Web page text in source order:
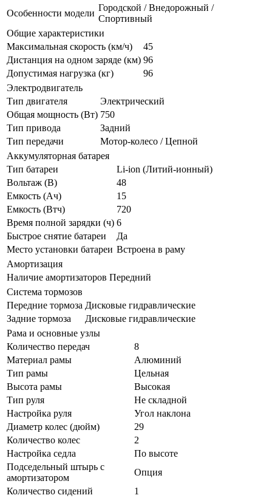
Особенности модели
Городской / Внедорожный /
Спортивный
Общие характеристики
Максимальная скорость (км/ч)
45
Дистанция на одном заряде (км) 96
Допустимая нагрузка (кг)
96
Электродвигатель
Тип двигателя
Электрический
Общая мощность (Вт) 750
Тип привода
Задний
Тип передачи
Мотор-колесо / Цепной
Аккумуляторная батарея
Тип батареи
Li-ion (Литий-ионный)
Вольтаж (В)
48
Емкость (Ач)
15
Емкость (Втч)
720
Время полной зарядки (ч) 6
Быстрое снятие батареи
Да
Место установки батареи Встроена в раму
Амортизация
Наличие амортизаторов Передний
Система тормозов
Передние тормоза Дисковые гидравлические
Задние тормоза
Дисковые гидравлические
Рама и основные узлы
Количество передач
8
Материал рамы
Алюминий
Тип рамы
Цельная
Высота рамы
Высокая
Тип руля
Не складной
Настройка руля
Угол наклона
Диаметр колес (дюйм)
29
Количество колес
2
Настройка седла
По высоте
Подседельный штырь с
амортизатором
Опция
Количество сидений
1